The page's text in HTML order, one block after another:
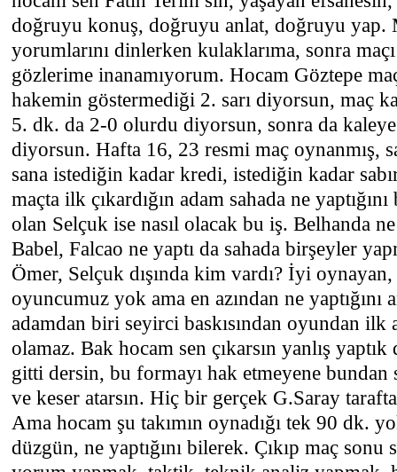
doğruyu konuş, doğruyu anlat, doğruyu yap.
yorumlarını dinlerken kulaklarıma, sonra
gözlerime inanamıyorum. Hocam Göztepe
hakemin göstermediği 2. sarı diyorsun, maç
5. dk. da 2-0 olurdu diyorsun, sonra da
diyorsun. Hafta 16, 23 resmi maç oynanmış,
sana istediğin kadar kredi, istediğin kadar
maçta ilk çıkardığın adam sahada ne
olan Selçuk ise nasıl olacak bu iş. Belhanda
Babel, Falcao ne yaptı da sahada birşeyler
Ömer, Selçuk dışında kim vardı? İyi
oyuncumuz yok ama en azından ne yaptığını
adamdan biri seyirci baskısından oyundan ilk
olamaz. Bak hocam sen çıkarsın yanlış
gitti dersin, bu formayı hak etmeyene
ve keser atarsın. Hiç bir gerçek G.Saray
Ama hocam şu takımın oynadığı tek 90 dk.
düzgün, ne yaptığını bilerek. Çıkıp maç sonu